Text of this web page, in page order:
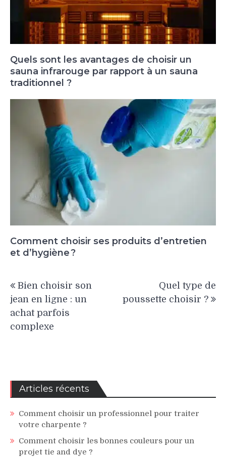
Quels sont les avantages de choisir un
sauna infrarouge par rapport à un sauna
traditionnel ?
Comment choisir ses produits d’entretien
et d’hygiène ?
de
l’article
Bien choisir son
jean en ligne : un
achat parfois
complexe
Quel type de
poussette choisir ?
Articles récents
Comment choisir un professionnel pour traiter
votre charpente ?
Comment choisir les bonnes couleurs pour un
projet tie and dye ?